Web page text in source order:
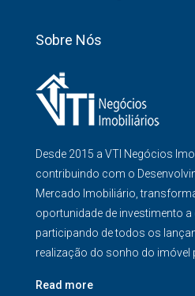
Sobre Nós
Desde 2015 a VTI Negócios
contribuindo com o
Mercado Imobiliário,
oportunidade de investimento
participando de todos os
realização do sonho do imóvel
Read more